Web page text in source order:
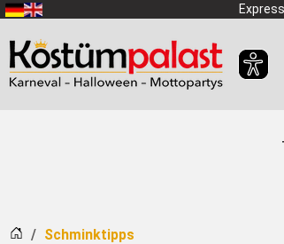
Zum Hauptinhalt springen
Startseite
Schminktipps